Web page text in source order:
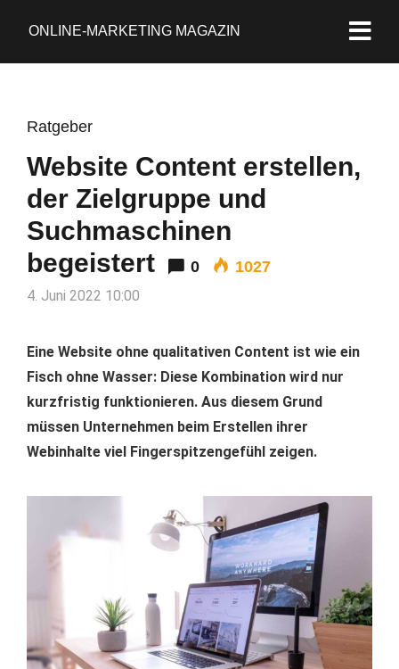
ONLINE-MARKETING MAGAZIN
Ratgeber
Website Content erstellen,
der Zielgruppe und
Suchmaschinen
begeistert
0 1027
4. Juni 2022 10:00
Eine Website ohne qualitativen Content ist wie ein
Fisch ohne Wasser: Diese Kombination wird nur
kurzfristig funktionieren. Aus diesem Grund
müssen Unternehmen beim Erstellen ihrer
Webinhalte viel Fingerspitzengefühl zeigen.